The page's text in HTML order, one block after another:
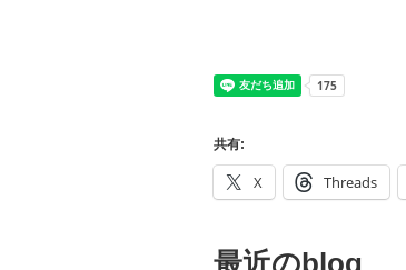
共有:
X Threads
最近のblog